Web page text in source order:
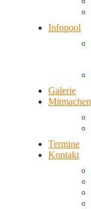
Infopool
Galerie
Mitmachen
Termine
Kontakt